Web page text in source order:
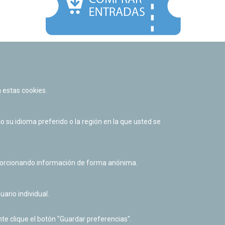
Política de cookies
Derecho de acceso a información pública
cookies.
su idioma preferido o la región en la que usted se
información de forma anónima.
individual.
clique el botón "Guardar preferencias".